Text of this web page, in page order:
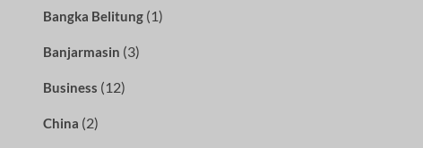
Bangka Belitung(1)
Banjarmasin (3)
Business (12)
China (2)